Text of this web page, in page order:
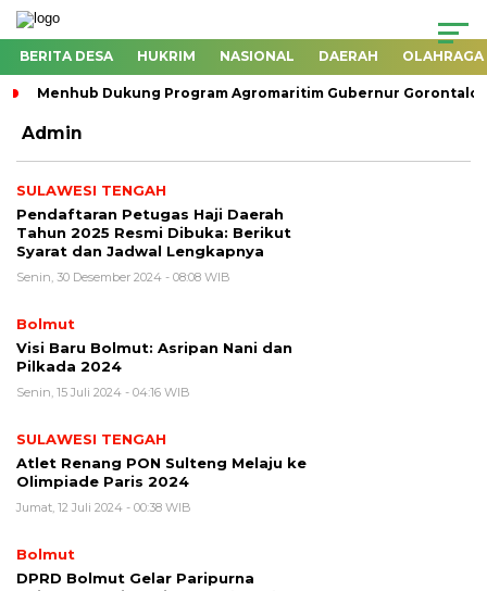
BERITA DESA HUKRIM NASIONAL DAERAH OLAHRAGA
Menhub Dukung Program Agromaritim Gubernur
Admin
SULAWESI TENGAH
Pendaftaran Petugas Haji Daerah
Tahun 2025 Resmi Dibuka: Berikut
Syarat dan Jadwal Lengkapnya
Senin, 30 Desember 2024 - 08:08 WIB
Bolmut
Visi Baru Bolmut: Asripan Nani dan
Pilkada 2024
Senin, 15 Juli 2024 - 04:16 WIB
SULAWESI TENGAH
Atlet Renang PON Sulteng Melaju ke
Olimpiade Paris 2024
Jumat, 12 Juli 2024 - 00:38 WIB
Bolmut
DPRD Bolmut Gelar Paripurna